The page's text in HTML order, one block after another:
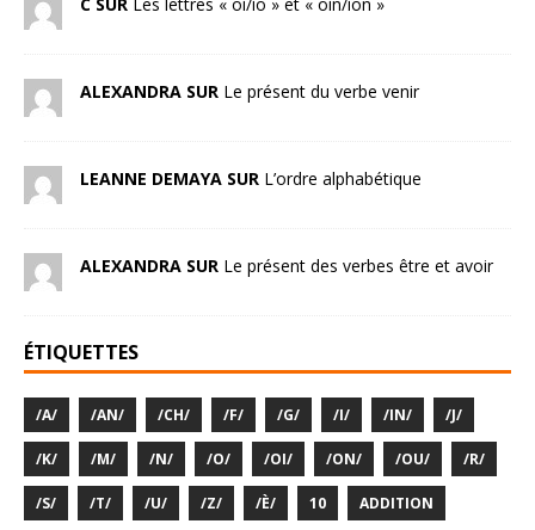
ALEXANDRA SUR Le présent du verbe venir
LEANNE DEMAYA SUR L’ordre alphabétique
ALEXANDRA SUR Le présent des verbes être et avoir
ÉTIQUETTES
/A/ /AN/ /CH/ /F/ /G/ /I/ /IN/ /J/
/K/ /M/ /N/ /O/ /OI/ /ON/ /OU/ /R/
/S/ /T/ /U/ /Z/ /È/ 10 ADDITION